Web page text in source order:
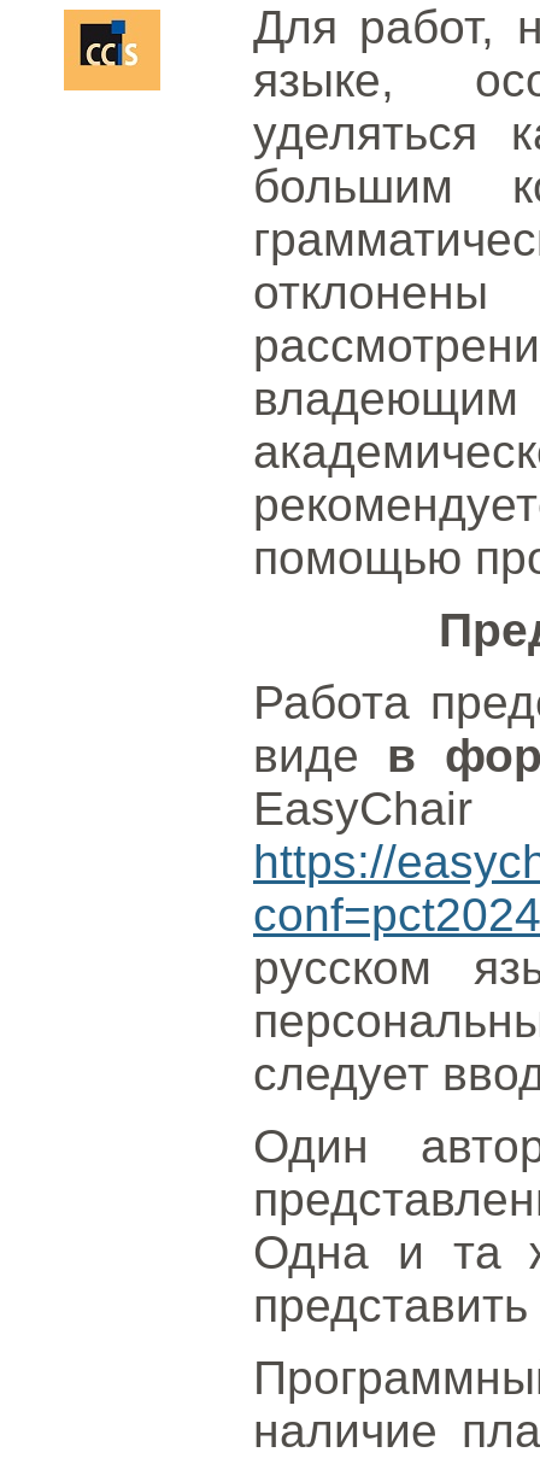
Для работ,
языке,
уделяться
большим
помощью
Работа
виде в
EasyChair
https://
conf=pct2024
русском
следует
Один
Одна и та
наличие